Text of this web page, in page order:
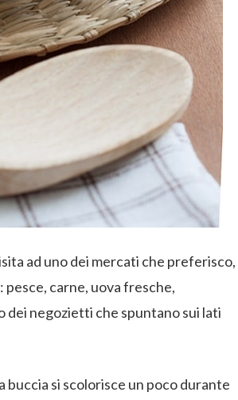
ad uno dei mercati che preferisco,
carne, uova fresche,
negozietti che spuntano sui lati
buccia si scolorisce un poco durante